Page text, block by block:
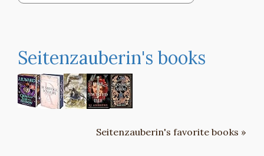
Seitenzauberin's books
Seitenzauberin's favorite books »